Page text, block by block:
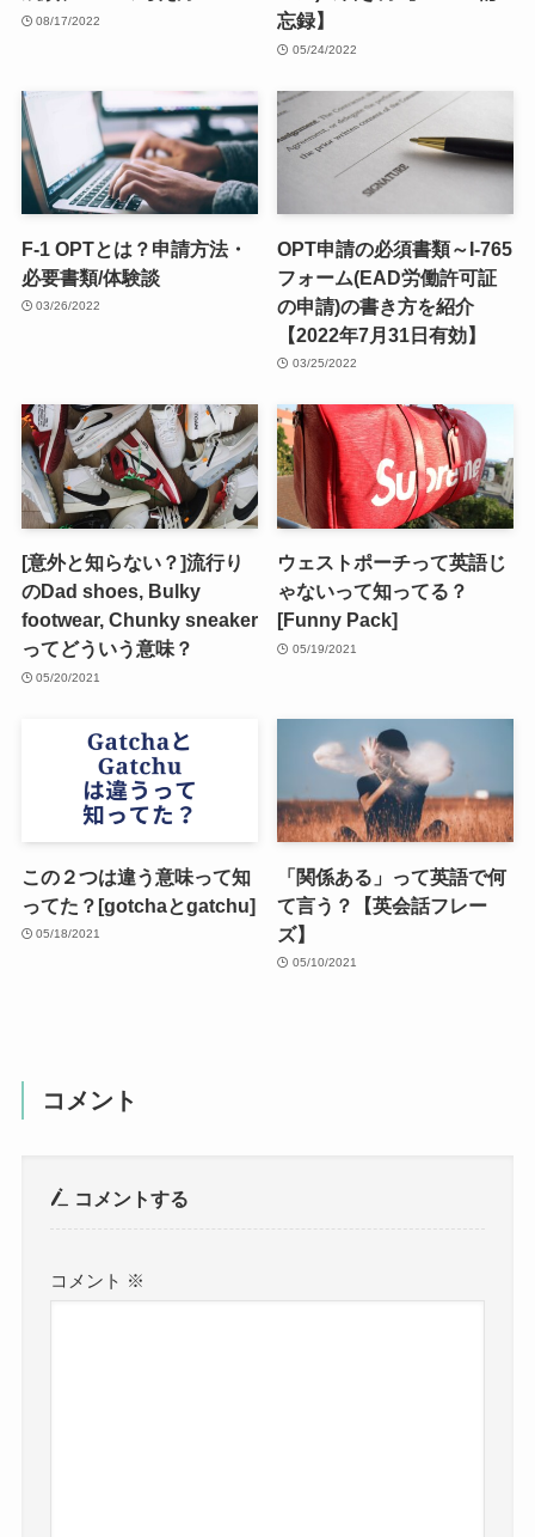
08/17/2022
忘録】
05/24/2022
F-1 OPTとは？申請方法・
必要書類/体験談
03/26/2022
OPT申請の必須書類～I-765
フォーム(EAD労働許可証
の申請)の書き方を紹介
【2022年7月31日有効】
03/25/2022
[意外と知らない？]流行り
のDad shoes, Bulky
footwear, Chunky sneaker
ってどういう意味？
05/20/2021
ウェストポーチって英語じ
ゃないって知ってる？
[Funny Pack]
05/19/2021
この２つは違う意味って知
ってた？[gotchaとgatchu]
05/18/2021
「関係ある」って英語で何
て言う？【英会話フレー
ズ】
05/10/2021
コメント
コメントする
コメント ※